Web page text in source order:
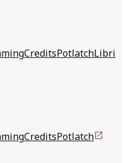
CreditsPotlatchLibri
CreditsPotlatchopen_in_new